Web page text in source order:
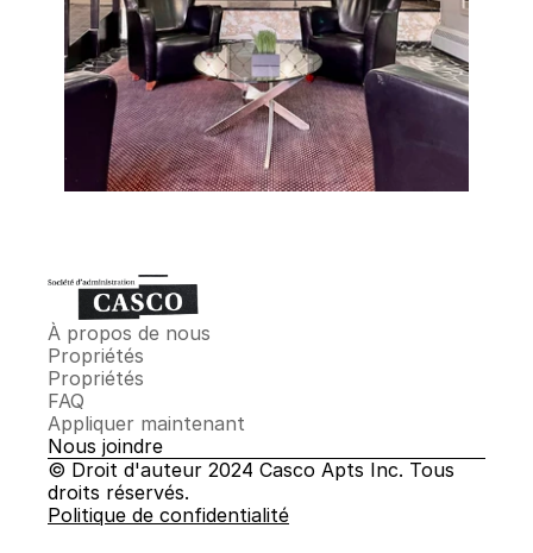
À propos de nous
Propriétés
Propriétés
FAQ
Appliquer maintenant
Nous joindre
© Droit d'auteur 2024 Casco Apts Inc. Tous
droits réservés.
Politique de confidentialité